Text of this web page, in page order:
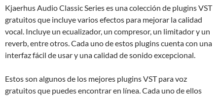
Kjaerhus Audio Classic Series es una colección de plugins VST
gratuitos que incluye varios efectos para mejorar la calidad
vocal. Incluye un ecualizador, un compresor, un limitador y un
reverb, entre otros. Cada uno de estos plugins cuenta con una
interfaz fácil de usar y una calidad de sonido excepcional.
Estos son algunos de los mejores plugins VST para voz
gratuitos que puedes encontrar en línea. Cada uno de ellos